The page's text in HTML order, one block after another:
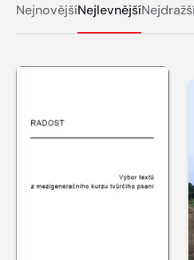
NejnovějšíNejlevnější